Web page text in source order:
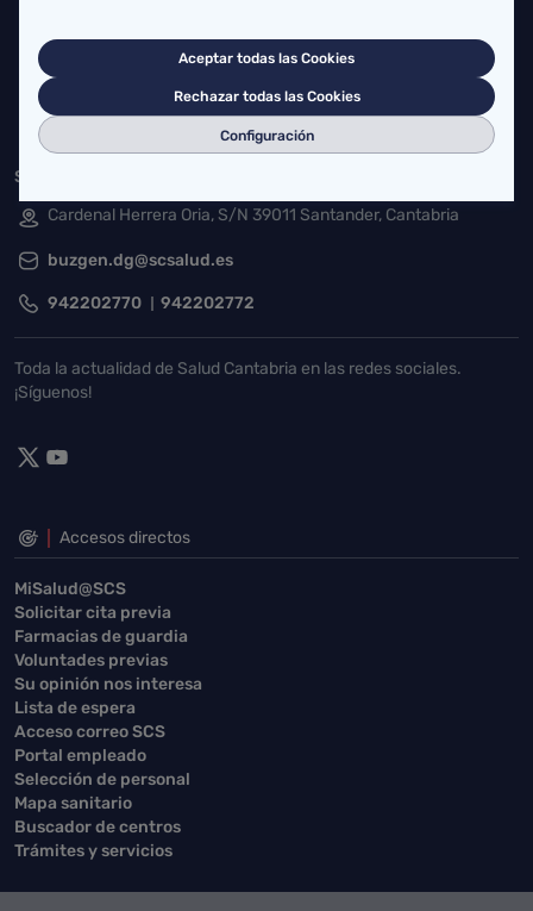
atencionusuario@cantabria.es
942208130 942395562
Servicio Cántabro de Salud
Cardenal Herrera Oria, S/N 39011 Santander, Cantabria
buzgen.dg@scsalud.es
942202770 942202772
Toda la actualidad de Salud Cantabria en las redes sociales.
¡Síguenos!
Accesos directos
MiSalud@SCS
Solicitar cita previa
Farmacias de guardia
Voluntades previas
Su opinión nos interesa
Lista de espera
Acceso correo SCS
Portal empleado
Selección de personal
Mapa sanitario
Buscador de centros
Trámites y servicios
Aceptar todas las Cookies
Rechazar todas las Cookies
Configuración